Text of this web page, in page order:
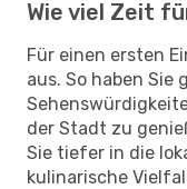
Wie viel Zeit
Für einen ersten
aus. So haben
der Stadt zu
Sie tiefer in die
kulinarische